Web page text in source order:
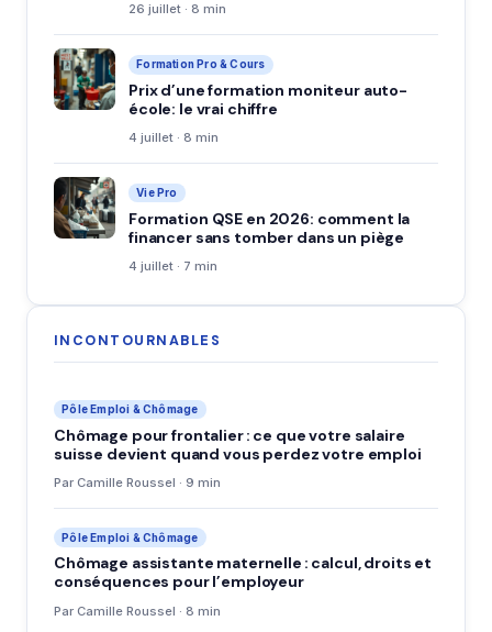
26 juillet · 8 min
Formation Pro & Cours
Prix d’une formation moniteur auto-
école: le vrai chiffre
4 juillet · 8 min
Vie Pro
Formation QSE en 2026: comment la
financer sans tomber dans un piège
4 juillet · 7 min
INCONTOURNABLES
Pôle Emploi & Chômage
Chômage pour frontalier : ce que votre salaire
suisse devient quand vous perdez votre emploi
Par Camille Roussel · 9 min
Pôle Emploi & Chômage
Chômage assistante maternelle : calcul, droits et
conséquences pour l’employeur
Par Camille Roussel · 8 min